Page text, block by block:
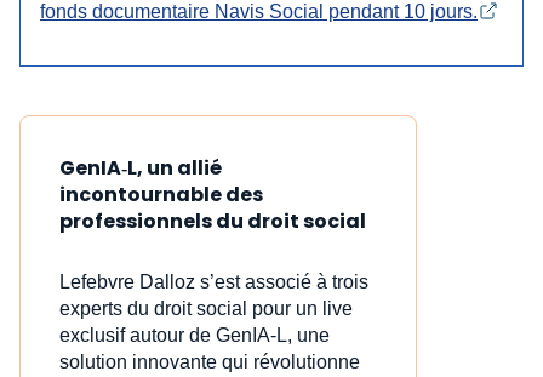
fonds documentaire Navis Social pendant 10 jours.
GenIA‑L, un allié
incontournable des
professionnels du droit social
Lefebvre Dalloz s’est associé à trois
experts du droit social pour un live
exclusif autour de GenIA‑L, une
solution innovante qui révolutionne